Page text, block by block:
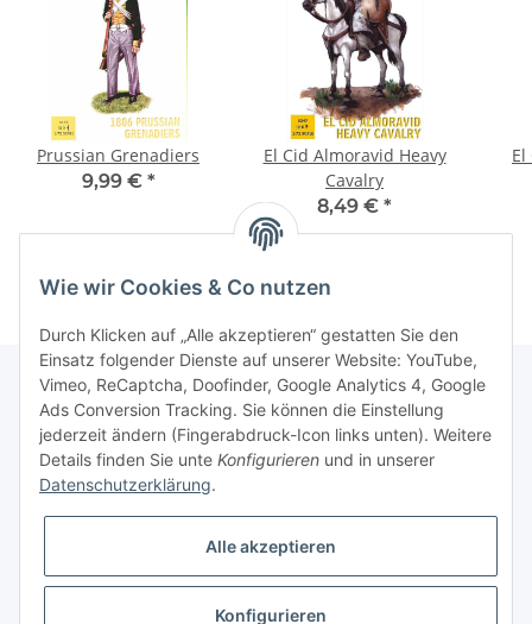
Prussian Grenadiers
9,99 € *
El Cid Almoravid Heavy
Cavalry
8,49 € *
Informationen
Gesetzliche Informationen
Wie wir Cookies & Co nutzen
Durch Klicken auf „Alle akzeptieren“ gestatten Sie den
Einsatz folgender Dienste auf unserer Website: YouTube,
Vimeo, ReCaptcha, Doofinder, Google Analytics 4, Google
Ads Conversion Tracking. Sie können die Einstellung
jederzeit ändern (Fingerabdruck-Icon links unten). Weitere
Details finden Sie unte Konfigurieren und in unserer
Datenschutzerklärung.
Alle akzeptieren
Konfigurieren